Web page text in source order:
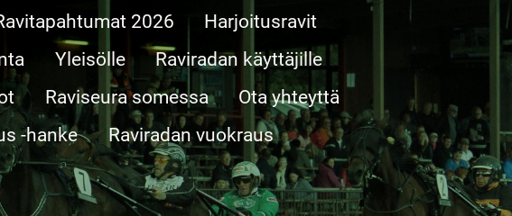
2026
Harjoitusravit
Yleisölle
Raviradan käyttäjille
Raviseura somessa
Ota yhteyttä
-hanke
Raviradan vuokraus